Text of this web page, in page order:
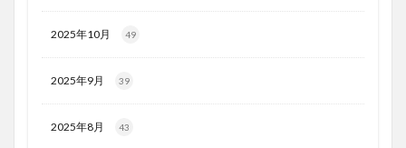
2025年10月 49
2025年9月 39
2025年8月 43